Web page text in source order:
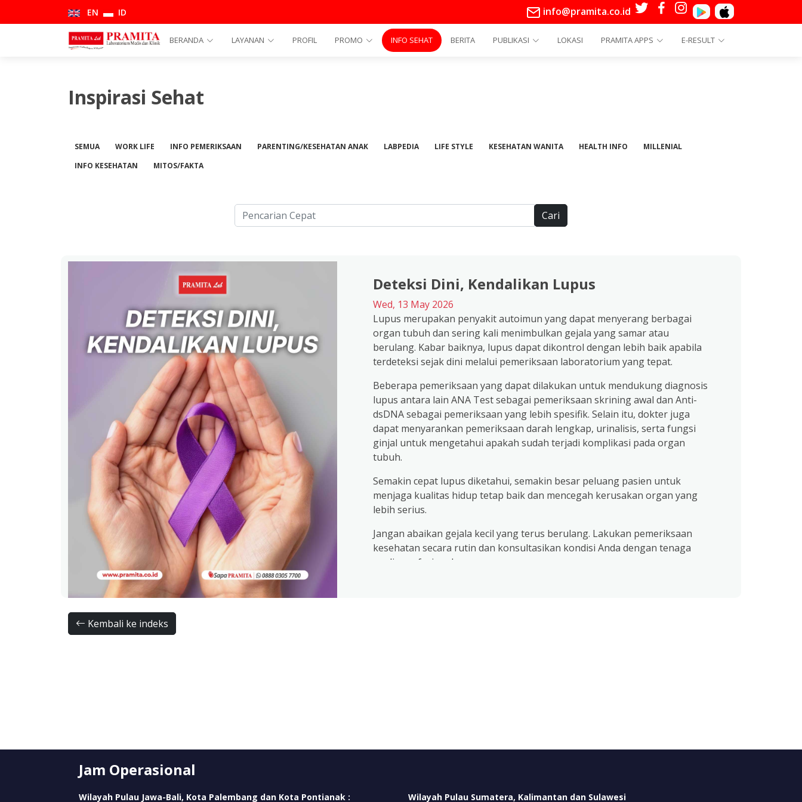
EN ID info@pramita.co.id
BERANDA LAYANAN PROFIL PROMO INFO SEHAT BERITA PUBLIKASI LOKASI PRAMITA APPS E-RESULT
Inspirasi Sehat
SEMUA WORK LIFE INFO PEMERIKSAAN PARENTING/KESEHATAN ANAK LABPEDIA LIFE STYLE KESEHATAN WANITA HEALTH INFO
MILLENIAL
INFO KESEHATAN
MITOS/FAKTA
Cari
Deteksi Dini, Kendalikan Lupus
Wed, 13 May 2026
Lupus merupakan penyakit autoimun yang dapat menyerang berbagai
organ tubuh dan sering kali menimbulkan gejala yang samar atau
berulang. Kabar baiknya, lupus dapat dikontrol dengan lebih baik apabila
terdeteksi sejak dini melalui pemeriksaan laboratorium yang tepat.
Beberapa pemeriksaan yang dapat dilakukan untuk mendukung diagnosis
lupus antara lain ANA Test sebagai pemeriksaan skrining awal dan Anti-
dsDNA sebagai pemeriksaan yang lebih spesifik. Selain itu, dokter juga
dapat menyarankan pemeriksaan darah lengkap, urinalisis, serta fungsi
ginjal untuk mengetahui apakah sudah terjadi komplikasi pada organ
tubuh.
Semakin cepat lupus diketahui, semakin besar peluang pasien untuk
menjaga kualitas hidup tetap baik dan mencegah kerusakan organ yang
lebih serius.
Jangan abaikan gejala kecil yang terus berulang. Lakukan pemeriksaan
kesehatan secara rutin dan konsultasikan kondisi Anda dengan tenaga
medis profesional.
Kembali ke indeks
Jam Operasional
Wilayah Pulau Jawa-Bali, Kota Palembang dan Kota Pontianak : Wilayah Pulau Sumatera, Kalimantan dan Sulawesi